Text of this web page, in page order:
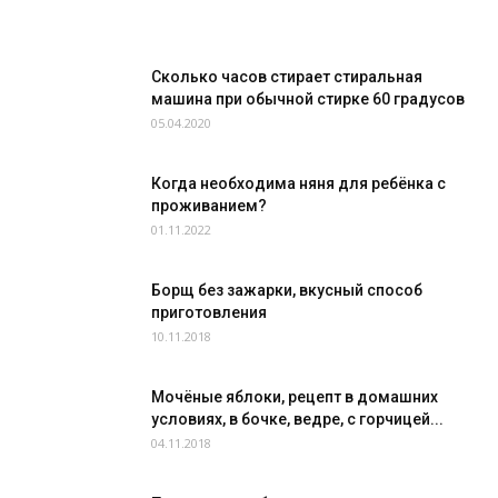
Сколько часов стирает стиральная
машина при обычной стирке 60 градусов
05.04.2020
Когда необходима няня для ребёнка с
проживанием?
01.11.2022
Борщ без зажарки, вкусный способ
приготовления
10.11.2018
Мочёные яблоки, рецепт в домашних
условиях, в бочке, ведре, с горчицей...
04.11.2018